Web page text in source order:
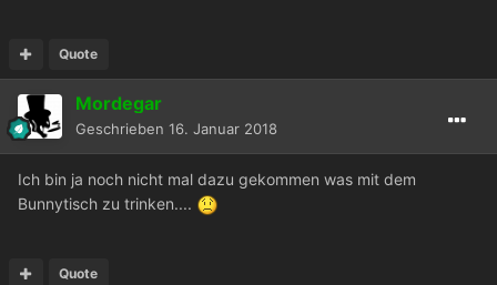
Quote
Mordegar
Geschrieben 16. Januar 2018
Ich bin ja noch nicht mal dazu gekommen was mit dem
Bunnytisch zu trinken....
Quote